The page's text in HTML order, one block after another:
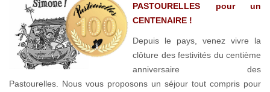
PASTOURELLES pour un
CENTENAIRE !
Depuis le pays, venez vivre la
clôture des festivités du centième
anniversaire des
Pastourelles. Nous vous proposons un séjour tout compris pour